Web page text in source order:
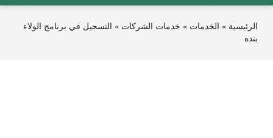
الرئيسية » الخدمات » خدمات الشركات » التسجيل في برنامج الولاء
بنده